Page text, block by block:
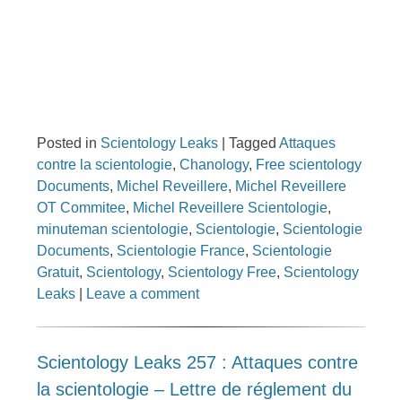
Posted in Scientology Leaks |TaggedAttaques
contre la scientologie,Chanology, Free scientology
Documents, Michel Reveillere, Michel Reveillere
OT Commitee, Michel Reveillere Scientologie,
minuteman scientologie, Scientologie, Scientologie
Documents, Scientologie France, Scientologie
Gratuit, Scientology, Scientology Free, Scientology
Leaks
Leave a comment
Scientology Leaks 257 : Attaques contre
la scientologie – Lettre de réglement du